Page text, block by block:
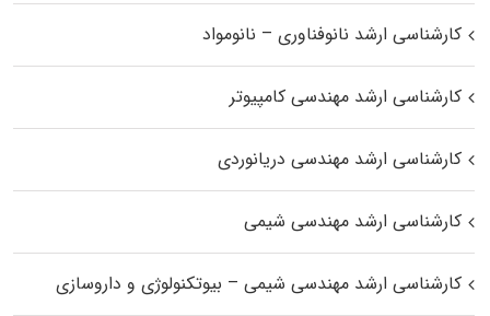
کارشناسی ارشد نانوفناوری – نانومواد
کارشناسی ارشد مهندسی کامپیوتر
کارشناسی ارشد مهندسی دریانوردی
کارشناسی ارشد مهندسی شیمی
کارشناسی ارشد مهندسی شیمی – بیوتکنولوژی و داروسازی